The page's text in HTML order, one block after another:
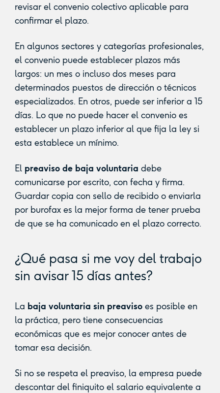
revisar el convenio colectivo aplicable para
confirmar el plazo.
En algunos sectores y categorías profesionales,
el convenio puede establecer plazos más
largos: un mes o incluso dos meses para
determinados puestos de dirección o técnicos
especializados. En otros, puede ser inferior a 15
días. Lo que no puede hacer el convenio es
establecer un plazo inferior al que fija la ley si
esta establece un mínimo.
El preaviso de baja voluntaria debe
comunicarse por escrito, con fecha y firma.
Guardar copia con sello de recibido o enviarla
por burofax es la mejor forma de tener prueba
de que se ha comunicado en el plazo correcto.
¿Qué pasa si me voy del trabajo
sin avisar 15 días antes?
La baja voluntaria sin preavisoes posible en
la práctica, pero tiene consecuencias
económicas que es mejor conocer antes de
tomar esa decisión.
Si no se respeta el preaviso, la empresa puede
descontar del finiquito el salario equivalente a